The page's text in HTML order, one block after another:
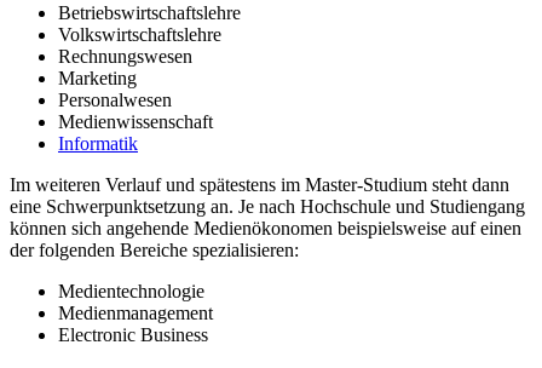
Betriebswirtschaftslehre
Volkswirtschaftslehre
Rechnungswesen
Marketing
Personalwesen
Medienwissenschaft
Informatik
Im weiteren Verlauf und spätestens im Master-Studium steht dann
eine Schwerpunktsetzung an. Je nach Hochschule und Studiengang
können sich angehende Medienökonomen beispielsweise auf einen
der folgenden Bereiche spezialisieren:
Medientechnologie
Medienmanagement
Electronic Business